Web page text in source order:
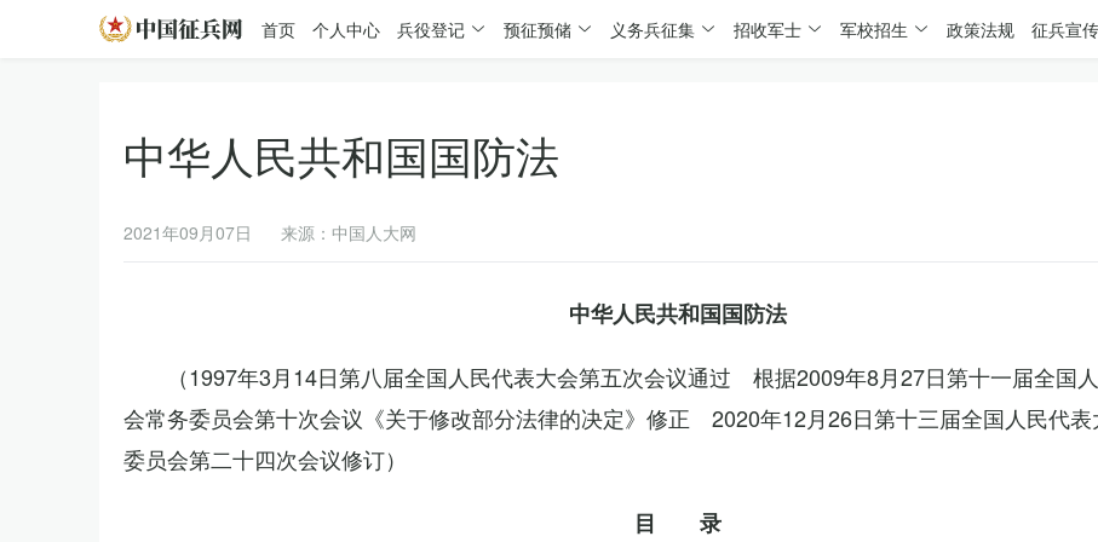
首页 个人中心 兵役登记 预征预储 义务兵征集 招收军士 军校招生 政策法规 征兵宣传
中华人民共和国国防法
2021年09月07日 来源：中国人大网
中华人民共和国国防法
（1997年3月14日第八届全国人民代表大会第五次会议通过 根据2009年8月27日第十一届全国
会常务委员会第十次会议《关于修改部分法律的决定》修正 2020年12月26日第十三届全国人民代表
委员会第二十四次会议修订）
目 录